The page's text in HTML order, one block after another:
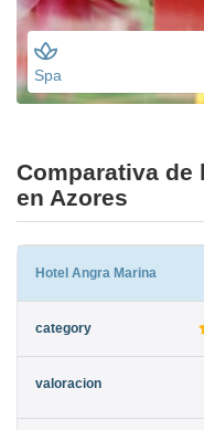
Spa
Comparativa de
en Azores
Hotel Angra Marina